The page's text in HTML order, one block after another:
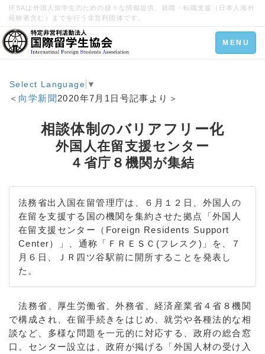
IFSAは外国人留学生のための様々な情報提供、就職・転職支援（日本人海外
経験者含む）までを行う非営利団体です。
Toggle
navigation
MENU
Select Language ▼
＜ 向学新聞2020年7月1日号記事より＞
相談体制のバリアフリー化
外国人在留支援センター
４省庁８機関が集結
法務省出入国在留管理庁は、６月１２日、外国人の
在留を支援する国の機関を集約させた拠点「外国人
在留支援センター（Foreign Residents Support
Center）」、通称「ＦＲＥＳＣ(フレスク)」を、７
月６日、ＪＲ四ツ谷駅前に開所することを発表し
た。
法務省、厚生労働省、外務省、経済産業省４省８機関
で構成され、在留手続きをはじめ、就労や各種法的な相
談など、多様な問題を一元的に対応する、政府の総合窓
口。センター設立は、政府が掲げる「外国人材の受け入